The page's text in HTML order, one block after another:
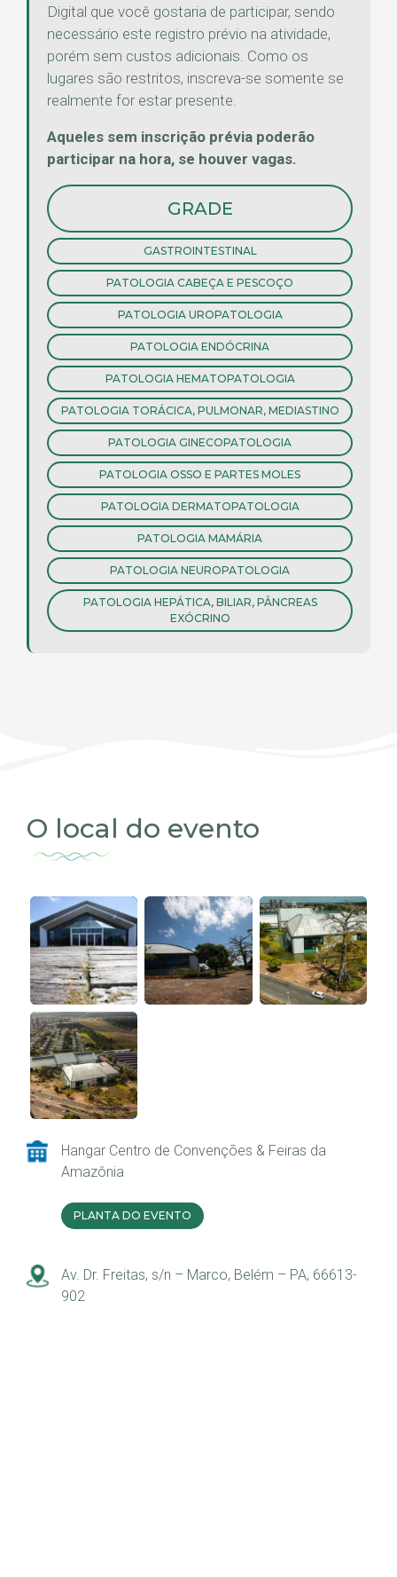
Digital que você gostaria de participar, sendo
necessário este registro prévio na atividade,
porém sem custos adicionais. Como os
lugares são restritos, inscreva-se somente se
realmente for estar presente.
Aqueles sem inscrição prévia poderão
participar na hora, se houver vagas.
GRADE
GASTROINTESTINAL
PATOLOGIA CABEÇA E PESCOÇO
PATOLOGIA UROPATOLOGIA
PATOLOGIA ENDÓCRINA
PATOLOGIA HEMATOPATOLOGIA
PATOLOGIA TORÁCICA, PULMONAR, MEDIASTINO
PATOLOGIA GINECOPATOLOGIA
PATOLOGIA OSSO E PARTES MOLES
PATOLOGIA DERMATOPATOLOGIA
PATOLOGIA MAMÁRIA
PATOLOGIA NEUROPATOLOGIA
PATOLOGIA HEPÁTICA, BILIAR, PÂNCREAS
EXÓCRINO
O local do evento
Hangar Centro de Convenções & Feiras da
Amazônia
PLANTA DO EVENTO
Av. Dr. Freitas, s/n – Marco, Belém – PA, 66613-
902